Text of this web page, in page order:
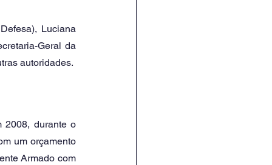
Luciana
Geral da
autoridades.
2008, durante o
um orçamento
Armado com